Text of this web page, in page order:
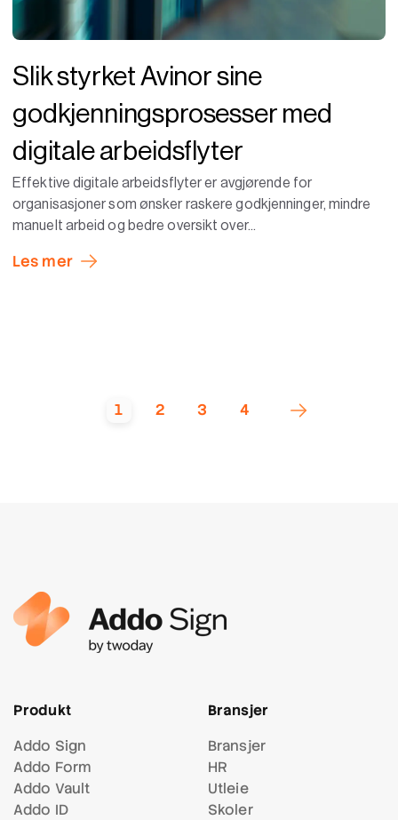
Slik styrket Avinor sine
godkjenningsprosesser med
digitale arbeidsflyter
Effektive digitale arbeidsflyter er avgjørende for
organisasjoner som ønsker raskere godkjenninger, mindre
manuelt arbeid og bedre oversikt over...
Les mer
1 2 3 4
Produkt
Addo Sign
Addo Form
Addo Vault
Addo ID
Bransjer
Bransjer
HR
Utleie
Skoler